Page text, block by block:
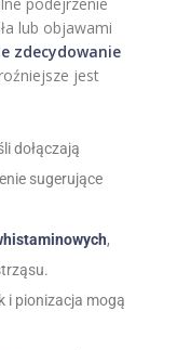
lub objawami
zdecydowanie
jest
dołączają
sugerujące
,
i pionizacja mogą